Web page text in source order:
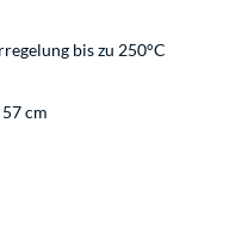
bis zu 250°C
cm